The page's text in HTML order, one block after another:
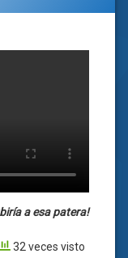
a esa patera!
32 veces visto